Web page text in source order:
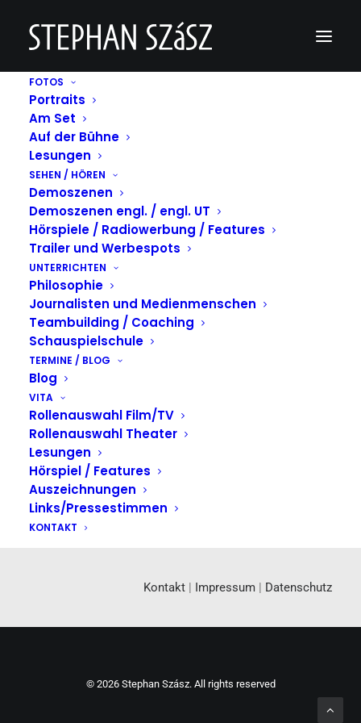
FOTOS
Portraits
Am Set
Auf der Bühne
Lesungen
SEHEN / HÖREN
Demoszenen
Demoszenen engl. / engl. UT
Hörspiele / Radiowerbung / Features
Trailer und Werbespots
UNTERRICHTEN
Philosophie
Journalisten und Medienmenschen
Teambuilding / Coaching
Schauspielschule
TERMINE / BLOG
Blog
VITA
Rollenauswahl Film/TV
Rollenauswahl Theater
Lesungen
Hörspiel / Features
Auszeichnungen
Links/Pressestimmen
KONTAKT
Térey Lesung beim Literaturfestival Berlin 2019
Home
Térey Lesung beim Literaturfestival Berlin 2019
Térey Lesung beim Literaturfestival Berlin 2019
Kontakt | Impressum | Datenschutz
© 2026 Stephan Szász. All rights reserved